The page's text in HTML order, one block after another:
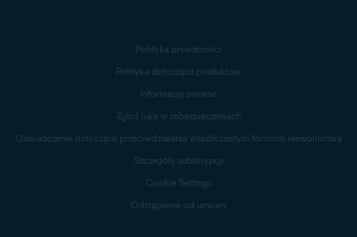
Polityka prywatności
Polityka dotycząca produktów
Informacje prawne
Zgłoś lukę w zabezpieczeniach
Oświadczenie dotyczące przeciwdziałania współczesnym formom niewolnictwa
Szczegóły subskrypcji
Cookie Settings
Odstąpienie od umowy